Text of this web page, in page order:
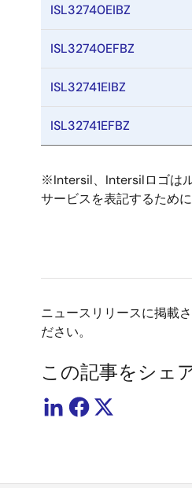
ISL32740EIBZ
ISL32740EFBZ
ISL32741EIBZ
ISL32741EFBZ
※Intersil、Intersilロゴは
サービスを表記するため
ニュースリリースに掲載
ださい。
この記事をシェ